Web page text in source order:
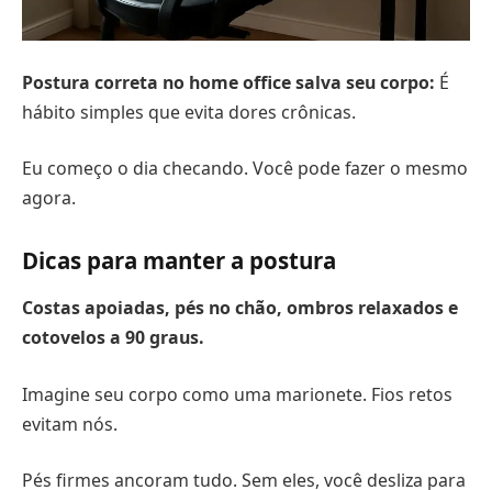
Postura correta no home office salva seu corpo: É
hábito simples que evita dores crônicas.
Eu começo o dia checando. Você pode fazer o mesmo
agora.
Dicas para manter a postura
Costas apoiadas, pés no chão, ombros relaxados e
cotovelos a 90 graus.
Imagine seu corpo como uma marionete. Fios retos
evitam nós.
Pés firmes ancoram tudo. Sem eles, você desliza para